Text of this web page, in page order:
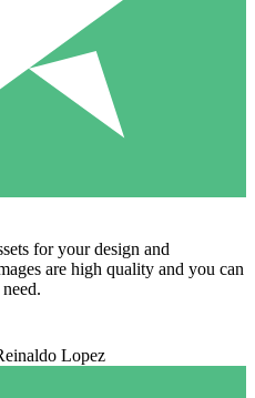
for your design and
are high quality and you can
Lopez